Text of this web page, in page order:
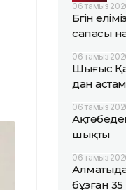
06 тамыз
Бүгін
сапасы
06 тамыз
Шығыс
дан астам
06 тамыз
шықты
06 тамыз
бұзған